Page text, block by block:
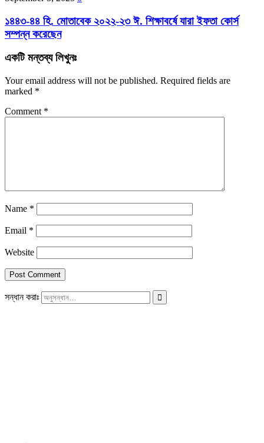
১৪৪৩-৪৪ হি. মোতাবেক ২০২২-২৩ ঈ. শিক্ষাবর্ষে যারা ইফতা কোর্স
সম্পন্ন করেছেন
একটি মন্তব্য লিখুনঃ
Your email address will not be published. Required fields are
marked *
Comment *
Name *
Email *
Website
সন্ধান করাঃ